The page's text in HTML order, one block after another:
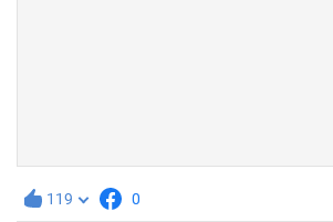
119 0